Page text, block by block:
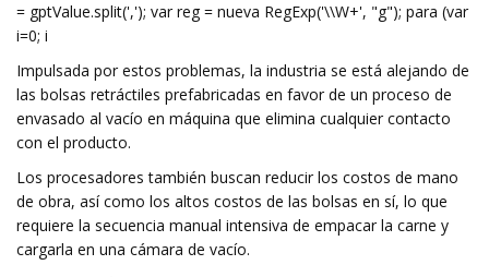
= gptValue.split(','); var reg = nueva RegExp('\\W+', "g"); para (var
i=0; i
Impulsada por estos problemas, la industria se está alejando de
las bolsas retráctiles prefabricadas en favor de un proceso de
envasado al vacío en máquina que elimina cualquier contacto
con el producto.
Los procesadores también buscan reducir los costos de mano
de obra, así como los altos costos de las bolsas en sí, lo que
requiere la secuencia manual intensiva de empacar la carne y
cargarla en una cámara de vacío.